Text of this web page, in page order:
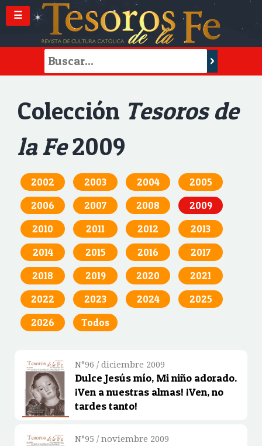
☰
Colección Tesoros de
la Fe2009
2002 2003 2004
2005
2006
2007 2008
2009
2010
2011 2012
2013
2014
2015 2016
2017
2018
2019 2020
2021
2022
2023 2024
2025
2026
Todos
N°96 / diciembre 2009
Dulce Jesús mío, Mi niño adorado.
¡Ven a nuestras almas! ¡Ven, no
tardes tanto!
N°95 / noviembre 2009